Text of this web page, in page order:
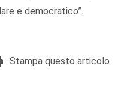
e democratico”.
Stampa questo articolo